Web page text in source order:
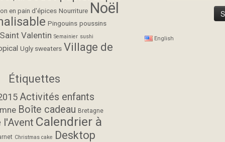
en pain d'épices Nourriture Noël
Pingouins poussins
Saint Valentin Semainier sushi
Ugly sweaters Village de
Étiquettes
Activités enfants
Boîte cadeau Bretagne
l'Avent Calendrier à
Christmas cake Desktop
English